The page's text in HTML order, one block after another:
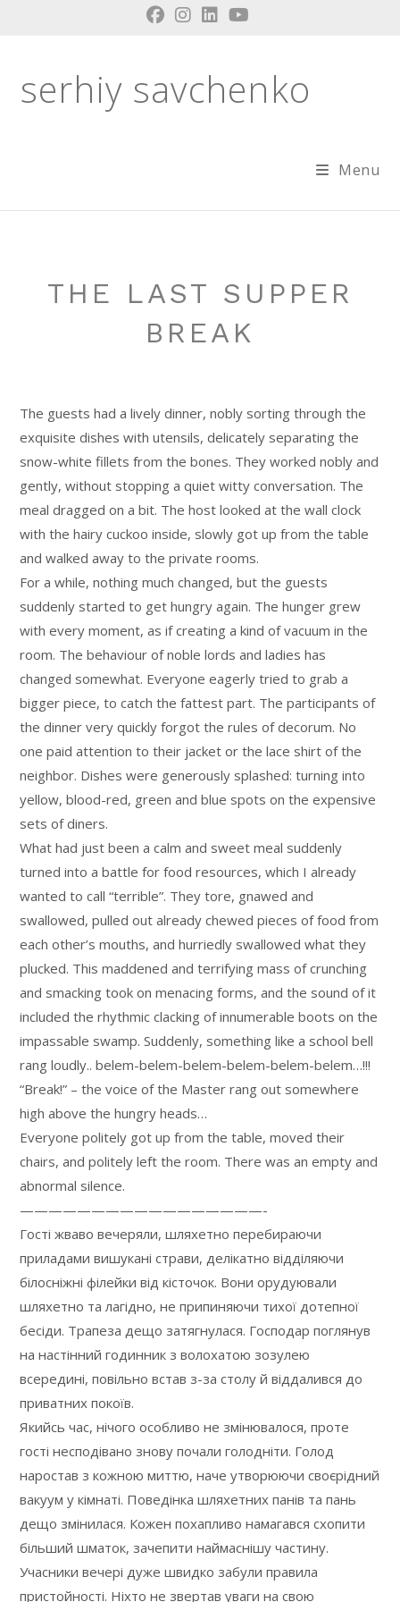
serhiy savchenko
Menu
THE LAST SUPPER
BREAK
The guests had a lively dinner, nobly sorting through the
exquisite dishes with utensils, delicately separating the
snow-white fillets from the bones. They worked nobly and
gently, without stopping a quiet witty conversation. The
meal dragged on a bit. The host looked at the wall clock
with the hairy cuckoo inside, slowly got up from the table
and walked away to the private rooms.
For a while, nothing much changed, but the guests
suddenly started to get hungry again. The hunger grew
with every moment, as if creating a kind of vacuum in the
room. The behaviour of noble lords and ladies has
changed somewhat. Everyone eagerly tried to grab a
bigger piece, to catch the fattest part. The participants of
the dinner very quickly forgot the rules of decorum. No
one paid attention to their jacket or the lace shirt of the
neighbor. Dishes were generously splashed: turning into
yellow, blood-red, green and blue spots on the expensive
sets of diners.
What had just been a calm and sweet meal suddenly
turned into a battle for food resources, which I already
wanted to call “terrible”. They tore, gnawed and
swallowed, pulled out already chewed pieces of food from
each other’s mouths, and hurriedly swallowed what they
plucked. This maddened and terrifying mass of crunching
and smacking took on menacing forms, and the sound of it
included the rhythmic clacking of innumerable boots on the
impassable swamp. Suddenly, something like a school bell
rang loudly.. belem-belem-belem-belem-belem-belem…!!!
“Break!” – the voice of the Master rang out somewhere
high above the hungry heads…
Everyone politely got up from the table, moved their
chairs, and politely left the room. There was an empty and
abnormal silence.
—————————————————-
Гості жваво вечеряли, шляхетно перебираючи
приладами вишукані страви, делікатно відділяючи
білосніжні філейки від кісточок. Вони орудуювали
шляхетно та лагідно, не припиняючи тихої дотепної
бесіди. Трапеза дещо затягнулася. Господар поглянув
на настінний годинник з волохатою зозулею
всередині, повільно встав з-за столу й віддалився до
приватних покоїв.
Якийсь час, нічого особливо не змінювалося, проте
гості несподівано знову почали голодніти. Голод
наростав з кожною миттю, наче утворюючи своєрідний
вакуум у кімнаті. Поведінка шляхетних панів та пань
дещо змінилася. Кожен похапливо намагався схопити
більший шматок, зачепити наймаснішу частину.
Учасники вечері дуже швидко забули правила
пристойності. Ніхто не звертав уваги на свою